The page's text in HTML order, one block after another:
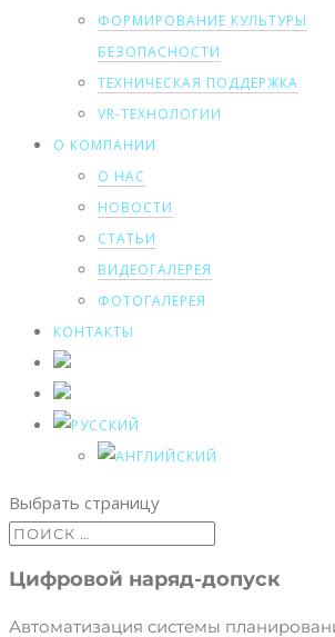
ФОРМИРОВАНИЕ КУЛЬТУРЫ
БЕЗОПАСНОСТИ
ТЕХНИЧЕСКАЯ ПОДДЕРЖКА
VR-ТЕХНОЛОГИИ
О КОМПАНИИ
О НАС
НОВОСТИ
СТАТЬИ
ВИДЕОГАЛЕРЕЯ
ФОТОГАЛЕРЕЯ
КОНТАКТЫ
Выбрать страницу
Цифровой наряд-допуск
Автоматизация системы